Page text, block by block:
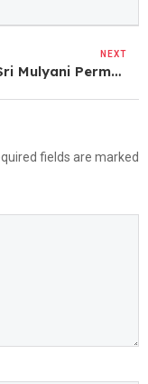
NEXT
Keliru: Sri Mulyani Permalukan DPR Soal Utang Negara? Ini Faktanya
fields are marked